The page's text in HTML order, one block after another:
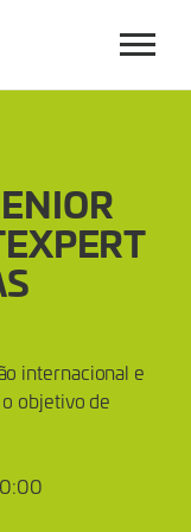
Menu
internacional e
objetivo de